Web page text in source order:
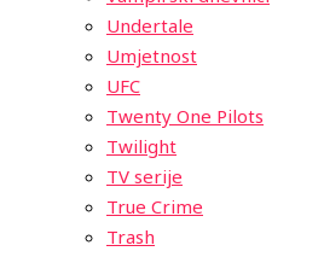
Undertale
Umjetnost
UFC
Twenty One Pilots
Twilight
TV serije
True Crime
Trash